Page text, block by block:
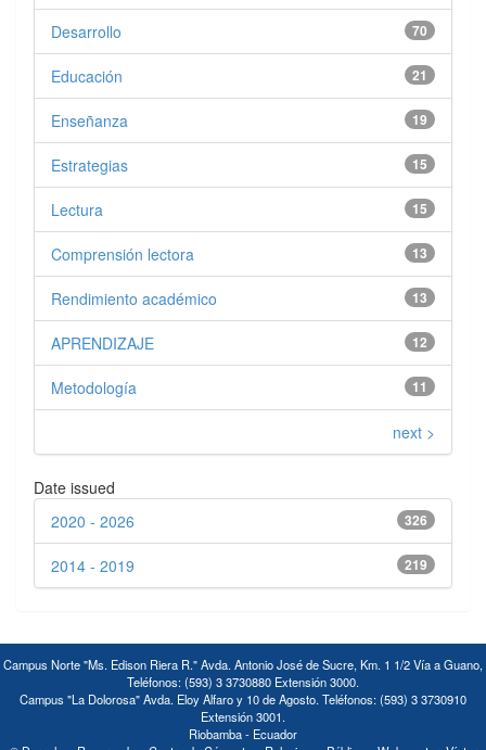
70
Desarrollo
21
Educación
19
Enseñanza
15
Estrategias
15
Lectura
13
Comprensión lectora
13
Rendimiento académico
12
APRENDIZAJE
11
Metodología
next >
Date issued
326
2020 - 2026
219
2014 - 2019
Campus Norte "Ms. Edison Riera R." Avda. Antonio José de Sucre, Km. 1 1/2 Vía a Guano,
Teléfonos: (593) 3 3730880 Extensión 3000.
Campus "La Dolorosa" Avda. Eloy Alfaro y 10 de Agosto. Teléfonos: (593) 3 3730910
Extensión 3001.
Riobamba - Ecuador